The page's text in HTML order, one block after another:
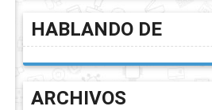
HABLANDO DE
ARCHIVOS